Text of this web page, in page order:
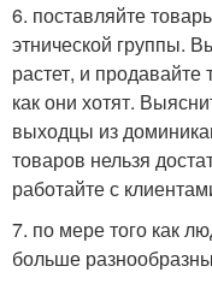
6. поставляйте
этнической группы.
растет, и продавайте
как они хотят.
выходцы из
товаров нельзя
работайте с
7. по мере того как
больше